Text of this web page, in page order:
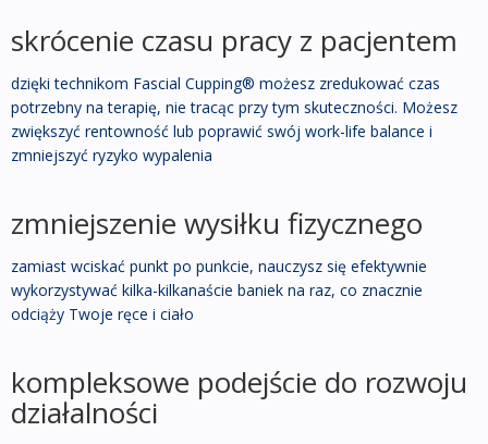
skrócenie czasu pracy z pacjentem
dzięki technikom Fascial Cupping® możesz zredukować czas
potrzebny na terapię, nie tracąc przy tym skuteczności. Możesz
zwiększyć rentowność lub poprawić swój work-life balance i
zmniejszyć ryzyko wypalenia
zmniejszenie wysiłku fizycznego
zamiast wciskać punkt po punkcie, nauczysz się efektywnie
wykorzystywać kilka-kilkanaście baniek na raz, co znacznie
odciąży Twoje ręce i ciało
kompleksowe podejście do rozwoju
działalności